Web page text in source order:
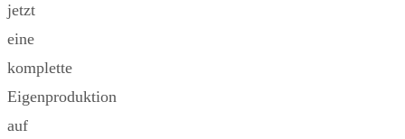
jetzt
eine
komplette
Eigenproduktion
auf